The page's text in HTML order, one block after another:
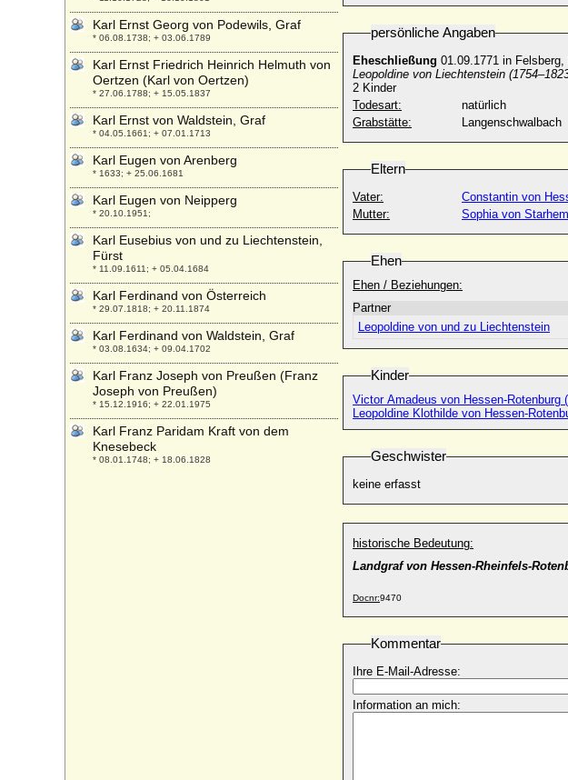
persönliche Angaben
Eheschließung 01.09.1771 in Felsberg,
Leopoldine von Liechtenstein
2 Kinder
Todesart:
natürlich
Grabstätte:
Langenschwalbach
Eltern
Vater:
Constantin von
Mutter:
Sophia von
Ehen
Ehen / Beziehungen:
Partner
Leopoldine von und zu Liechtenstein
Kinder
Victor Amadeus von Hessen-Rotenburg
Leopoldine Klothilde von Hessen-
Geschwister
keine erfasst
historische Bedeutung:
Landgraf von Hessen-Rheinfels-
Docnr:9470
Kommentar
Ihre E-Mail-Adresse:
Information an mich:
Karl Ernst Georg von Podewils, Graf
* 06.08.1738; + 03.06.1789
Karl Ernst Friedrich Heinrich Helmuth von
Oertzen (Karl von Oertzen)
* 27.06.1788; + 15.05.1837
Karl Ernst von Waldstein, Graf
* 04.05.1661; + 07.01.1713
Karl Eugen von Arenberg
* 1633; + 25.06.1681
Karl Eugen von Neipperg
* 20.10.1951;
Karl Eusebius von und zu Liechtenstein,
Fürst
* 11.09.1611; + 05.04.1684
Karl Ferdinand von Österreich
* 29.07.1818; + 20.11.1874
Karl Ferdinand von Waldstein, Graf
* 03.08.1634; + 09.04.1702
Karl Franz Joseph von Preußen (Franz
Joseph von Preußen)
* 15.12.1916; + 22.01.1975
Karl Franz Paridam Kraft von dem
Knesebeck
* 08.01.1748; + 18.06.1828